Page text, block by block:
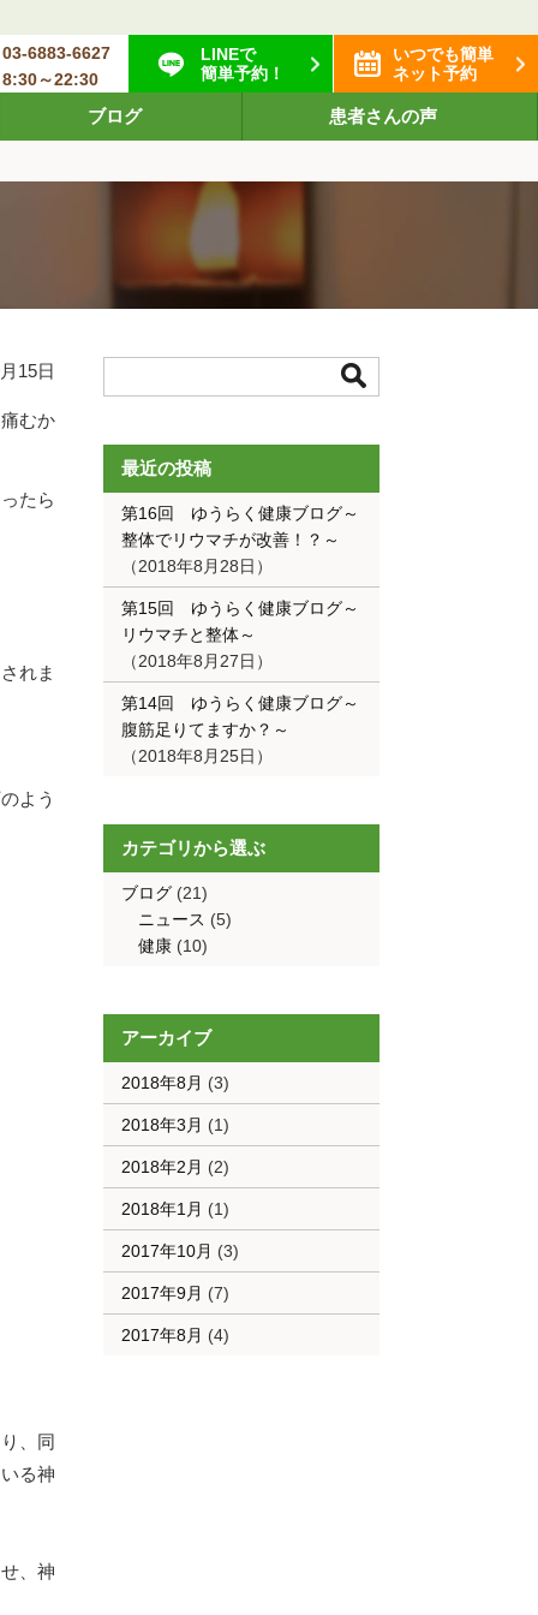
03-6883-6627
8:30～22:30
LINEで
簡単予約！
いつでも簡単
ネット予約
ブログ 患者さんの声
15日
むか
たら
れま
よう
、同
る神
、神
最近の投稿
第16回 ゆうらく健康ブログ～
整体でリウマチが改善！？～
2018年8月28日
第15回 ゆうらく健康ブログ～
リウマチと整体～
2018年8月27日
第14回 ゆうらく健康ブログ～
腹筋足りてますか？～
2018年8月25日
カテゴリから選ぶ
ブログ (21)
ニュース (5)
健康 (10)
アーカイブ
2018年8月 (3)
2018年3月 (1)
2018年2月 (2)
2018年1月 (1)
2017年10月 (3)
2017年9月 (7)
2017年8月 (4)